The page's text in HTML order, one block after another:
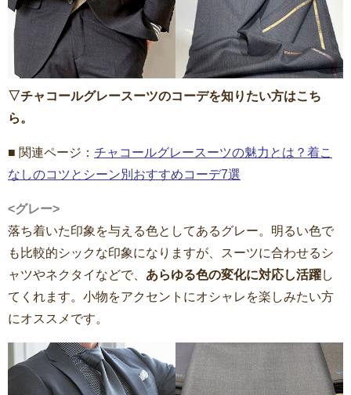
▽チャコールグレースーツのコーデを知りたい方はこち
ら。
■ 関連ページ： チャコールグレースーツの魅力とは？着こ
なしのコツとシーン別おすすめコーデ7選
<グレー>
落ち着いた印象を与える色としてあるグレー。明るい色で
も比較的シックな印象になりますが、スーツに合わせるシ
ャツやネクタイなどで、 あらゆる色の変化に対応し活躍し
てくれます。小物をアクセントにオシャレを楽しみたい方
にオススメです。